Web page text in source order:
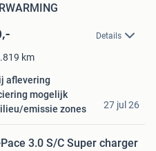
Details
km
aflevering
mogelijk
emissie zones
27 jul 26
3.0 S/C Super charger